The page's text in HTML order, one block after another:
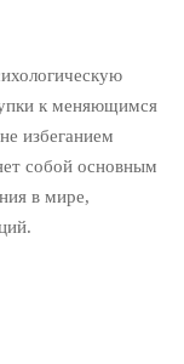
к меняющимся
избеганием
собой основным
в мире,